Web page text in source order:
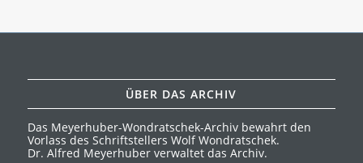
ÜBER DAS ARCHIV
Das Meyerhuber-Wondratschek-Archiv bewahrt den
Vorlass des Schriftstellers Wolf Wondratschek.
Dr. Alfred Meyerhuber verwaltet das Archiv.